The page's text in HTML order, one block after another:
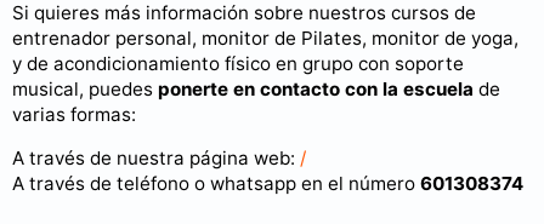
Si quieres más información sobre nuestros cursos de
entrenador personal, monitor de Pilates, monitor de yoga,
y de acondicionamiento físico en grupo con soporte
musical, puedes ponerte en contacto con la escuela de
varias formas:
A través de nuestra página web: /
A través de teléfono o whatsapp en el número 601308374